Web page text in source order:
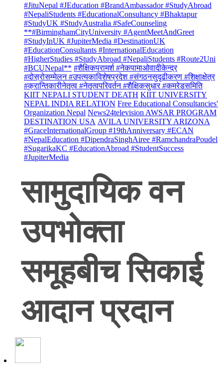
#JituNepal #JEducation #BrandAmbassador #StudyAbroad
#NepaliStudents #EducationalConsultancy #Bhaktapur
#StudyUK #StudyAustralia #SafeCounseling
**#BirminghamCityUniversity #AgentMeetAndGreet
#StudyInUK #JupiterMedia #DestinationUK
#EducationConsultants #InternationalEducation
#HigherStudies #StudyAbroad #NepaliStudents #Route2Uni
#BCUNepal** #शैक्षिकपरामर्श #नेकपामाओवादीकेन्द्र
#दोस्रोसम्मेलन #उपत्यकाविशेषप्रदेश #संगठनसुदृढीकरण #शिक्षाक्षेत्र
#क्रान्तिकारीनेतृत्व #नेतृत्वपरिवर्तन #शैक्षिकसुधार #कमरेडसमिति
KIIT NEPALI STUDENT DEATH KIIT UNIVERSITY
NEPAL INDIA RELATION Free Educational Consultancies'
Organization Nepal News24television AWSAR PROGRAM
DESTINATION USA AVILA UNIVERSITY ARIZONA
#GraceInternationalGroup #19thAnniversary #ECAN
#NepalEducation #DipendraSinghAiree #RamchandraPoudel
#SugarikaKC #EducationAbroad #StudentSuccess
#JupiterMedia
सामुदायिक वन
उपभोक्ता
समूहबीच सिकाई
आदान प्रदान